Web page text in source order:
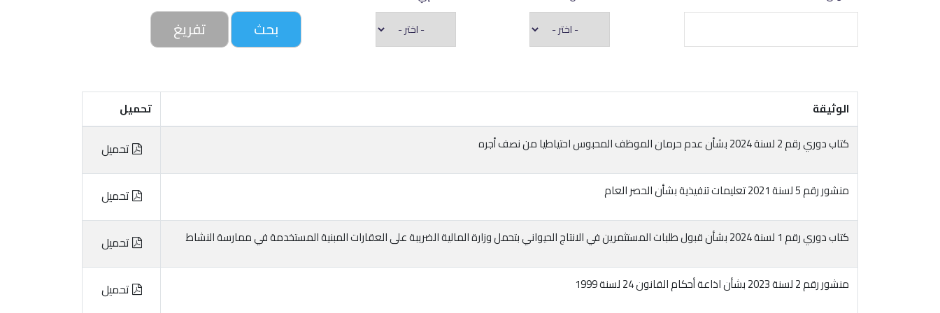
الوثيقة
تحميل
كتاب دوري رقم 2 لسنة 2024 بشأن عدم حرمان الموظف المحبوس احتياطيا من نصف أجره
تحميل
منشور رقم 5 لسنة 2021 تعليمات تنفيذية بشأن الحصر العام تحميل
كتاب دوري رقم 1 لسنة 2024 بشأن قبول طلبات المستثمرين في الانتاج الحيواني بتحمل وزارة المالية الضريبة على العقارات المبنية المستخدمة في ممارسة النشاط تحميل
منشور رقم 2 لسنة 2023 بشأن اذاعة أحكام القانون 24 لسنة 1999 تحميل